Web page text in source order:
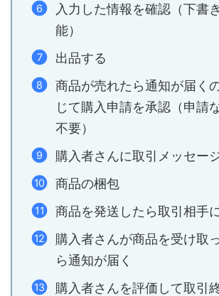
入力した情報を確認（下書
能）
出品する
商品が売れたら通知が届く
じて購入申請を承認（申請
不要）
購入者さんに取引メッセー
商品の梱包
商品を発送したら取引相手
購入者さんが商品を受け取
ら通知が届く
購入者さんを評価して取引